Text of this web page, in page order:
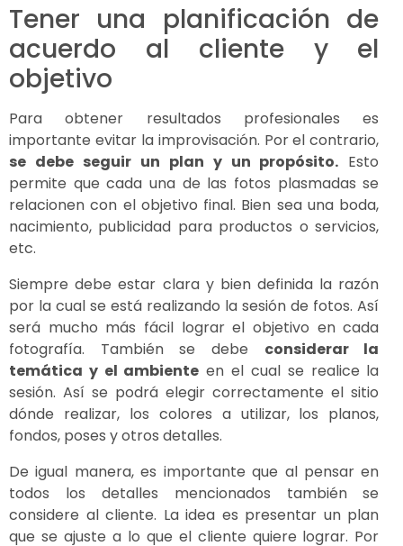
Tener una planificación de
acuerdo al cliente y el
objetivo
Para obtener resultados profesionales es
importante evitar la improvisación. Por el contrario,
se debe seguir un plan y un propósito. Esto
permite que cada una de las fotos plasmadas se
relacionen con el objetivo final. Bien sea una boda,
nacimiento, publicidad para productos o servicios,
etc.
Siempre debe estar clara y bien definida la razón
por la cual se está realizando la sesión de fotos. Así
será mucho más fácil lograr el objetivo en cada
fotografía. También se debe considerar la
temática y el ambiente en el cual se realice la
sesión. Así se podrá elegir correctamente el sitio
dónde realizar, los colores a utilizar, los planos,
fondos, poses y otros detalles.
De igual manera, es importante que al pensar en
todos los detalles mencionados también se
considere al cliente. La idea es presentar un plan
que se ajuste a lo que el cliente quiere lograr. Por